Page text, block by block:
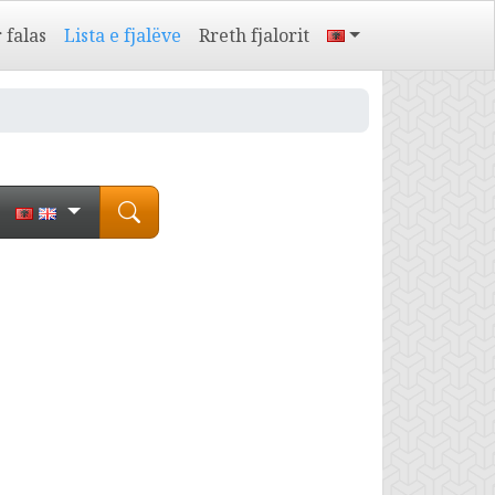
falas Lista e fjalëve Rreth fjalorit